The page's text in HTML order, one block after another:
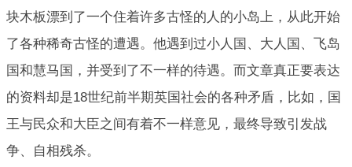
块木板漂到了一个住着许多古怪的人的小岛上，从此开始
了各种稀奇古怪的遭遇。他遇到过小人国、大人国、飞岛
国和慧马国，并受到了不一样的待遇。而文章真正要表达
的资料却是18世纪前半期英国社会的各种矛盾，比如，国
王与民众和大臣之间有着不一样意见，最终导致引发战
争、自相残杀。